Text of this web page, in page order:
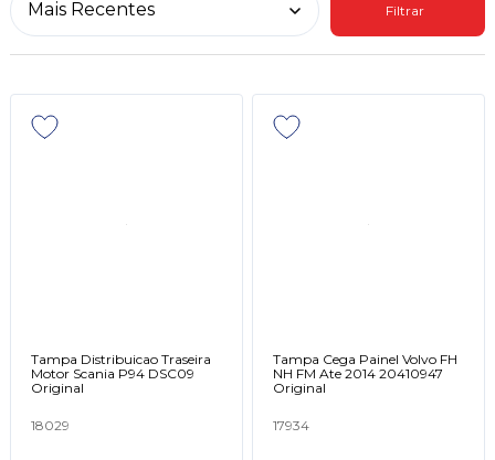
Filtrar
Tampa Distribuicao Traseira
Motor Scania P94 DSC09
Original
18029
Tampa Cega Painel Volvo FH
NH FM Ate 2014 20410947
Original
17934